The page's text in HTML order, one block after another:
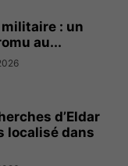
militaire : un
au...
d’Eldar
localisé dans